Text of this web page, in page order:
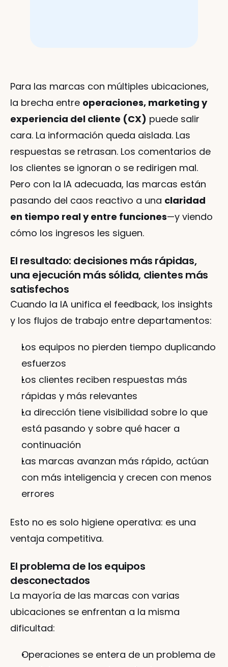
Para las marcas con múltiples ubicaciones,
la brecha entre operaciones, marketing y
experiencia del cliente (CX) puede salir
cara. La información queda aislada. Las
respuestas se retrasan. Los comentarios de
los clientes se ignoran o se redirigen mal.
Pero con la IA adecuada, las marcas están
pasando del caos reactivo a una claridad
en tiempo real y entre funciones—y viendo
cómo los ingresos les siguen.
El resultado: decisiones más rápidas,
una ejecución más sólida, clientes más
satisfechos
Cuando la IA unifica el feedback, los insights
y los flujos de trabajo entre departamentos:
Los equipos no pierden tiempo duplicando
esfuerzos
Los clientes reciben respuestas más
rápidas y más relevantes
La dirección tiene visibilidad sobre lo que
está pasando y sobre qué hacer a
continuación
Las marcas avanzan más rápido, actúan
con más inteligencia y crecen con menos
errores
Esto no es solo higiene operativa: es una
ventaja competitiva.
El problema de los equipos
desconectados
La mayoría de las marcas con varias
ubicaciones se enfrentan a la misma
dificultad:
Operaciones se entera de un problema de